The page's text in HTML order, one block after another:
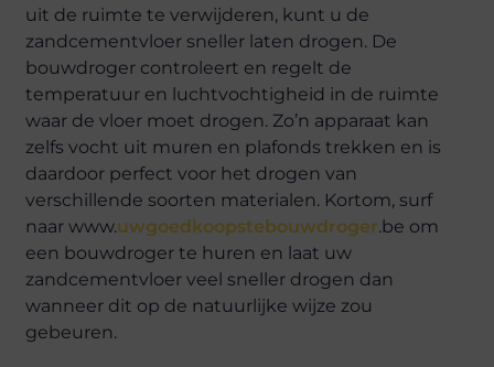
uit de ruimte te verwijderen, kunt u de
zandcementvloer sneller laten drogen. De
bouwdroger controleert en regelt de
temperatuur en luchtvochtigheid in de ruimte
waar de vloer moet drogen. Zo’n apparaat kan
zelfs vocht uit muren en plafonds trekken en is
daardoor perfect voor het drogen van
verschillende soorten materialen. Kortom, surf
naar www.uwgoedkoopstebouwdroger.be om
een bouwdroger te huren en laat uw
zandcementvloer veel sneller drogen dan
wanneer dit op de natuurlijke wijze zou
gebeuren.